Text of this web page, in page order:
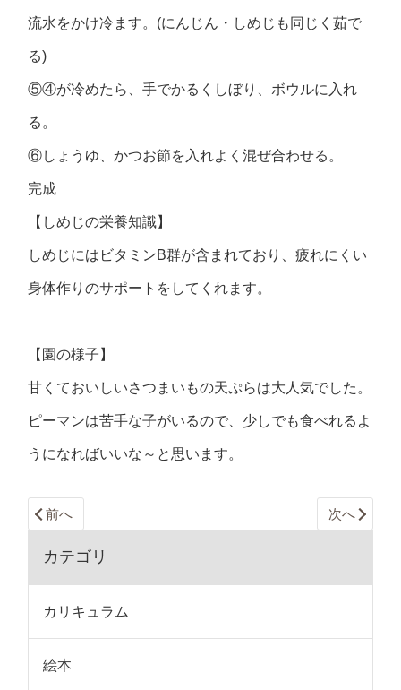
流水をかけ冷ます。(にんじん・しめじも同じく茹で
る)
⑤④が冷めたら、手でかるくしぼり、ボウルに入れ
る。
⑥しょうゆ、かつお節を入れよく混ぜ合わせる。
完成
【しめじの栄養知識】
しめじにはビタミンB群が含まれており、疲れにくい
身体作りのサポートをしてくれます。
【園の様子】
甘くておいしいさつまいもの天ぷらは大人気でした。
ピーマンは苦手な子がいるので、少しでも食べれるよ
うになればいいな～と思います。
前へ 次へ
カテゴリ
カリキュラム
絵本